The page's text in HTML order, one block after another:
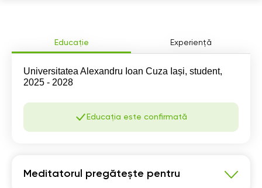
Educație Experiență
Universitatea Alexandru Ioan Cuza Iași, student,
2025 - 2028
Educația este confirmată
Meditatorul pregătește pentru